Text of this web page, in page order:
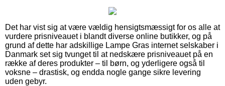
Det har vist sig at være vældig hensigtsmæssigt for os alle at
vurdere prisniveauet i blandt diverse online butikker, og på
grund af dette har adskillige Lampe Gras internet selskaber i
Danmark set sig tvunget til at nedskære prisniveauet på en
række af deres produkter – til børn, og yderligere også til
voksne – drastisk, og endda nogle gange sikre levering
uden gebyr.